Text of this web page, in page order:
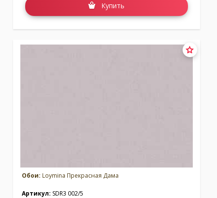
Купить
Обои: Loymina Прекрасная Дама
Артикул: SDR3 002/5